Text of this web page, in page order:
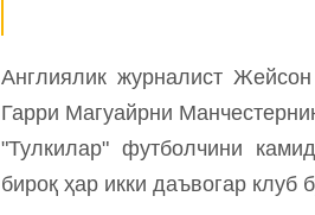
Англиялик журналист
Гарри Магуайрни
"Тулкилар" футболчини
бироқ ҳар икки даъвогар клуб